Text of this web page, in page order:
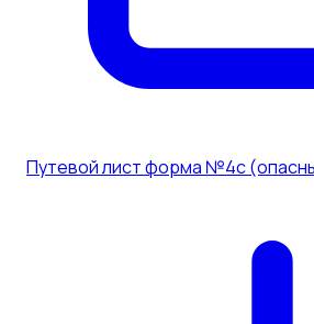
Путевой лист форма №4с